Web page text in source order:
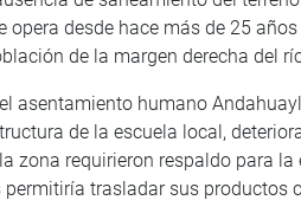
opera desde hace más de 25
de la margen derecha del
asentamiento humano
de la escuela local,
zona requirieron respaldo para la
trasladar sus productos